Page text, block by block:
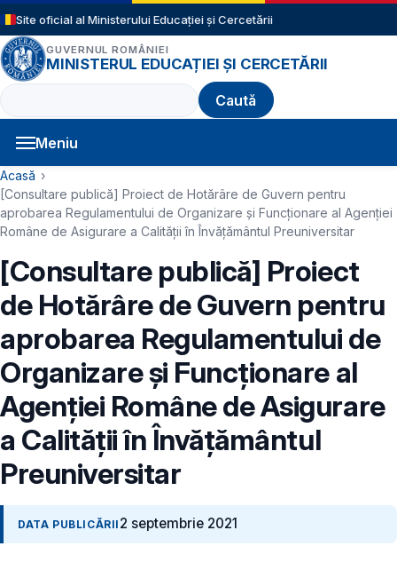
Sari la conținutul principal
Site oficial al Ministerului Educației și Cercetării
GUVERNUL ROMÂNIEI
MINISTERUL EDUCAȚIEI ȘI CERCETĂRII
Caută
Meniu
Navigație principală
Cale de navigare
Acasă
[Consultare publică] Proiect de Hotărâre de Guvern pentru
aprobarea Regulamentului de Organizare și Funcționare al Agenţiei
Române de Asigurare a Calităţii în Învăţământul Preuniversitar
[Consultare publică] Proiect
de Hotărâre de Guvern pentru
aprobarea Regulamentului de
Organizare și Funcționare al
Agenţiei Române de Asigurare
a Calităţii în Învăţământul
Preuniversitar
DATA PUBLICĂRII 2 septembrie 2021